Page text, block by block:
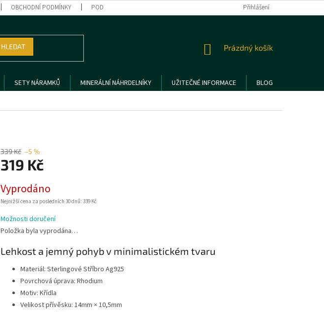
OBCHODNÍ PODMÍNKY PODMÍNKY OCHRANY OSOBNÍCH ÚDAJŮ REKLAMACE A VRÁCENÍ ZBOŽÍ
Přihlášení
HLEDAT
NÁKUPNÍ
Prázdný košík
SETY NÁRAMKŮ MINERÁLNÍ NÁHRDELNÍKY UŽITEČNÉ INFORMACE
BLOG
339 Kč –5 %
319 Kč
cena:
Vyprodáno
Nejnižší cena za posledních 30 dnů: 339 Kč
Možnosti doručení
Položka byla vyprodána…
Lehkost a jemný pohyb v minimalistickém tvaru
Materiál: Sterlingové Stříbro Ag925
Povrchová úprava: Rhodium
Motiv: Křídla
Velikost přívěsku: 14mm × 10,5mm